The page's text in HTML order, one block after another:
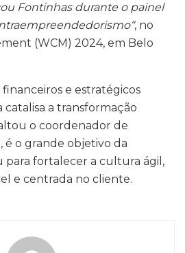
Fontinhas durante o painel
, no
(WCM) 2024, em Belo
e estratégicos
catalisa a transformação
o coordenador de
é o grande objetivo da
para fortalecer a cultura ágil,
e centrada no cliente.